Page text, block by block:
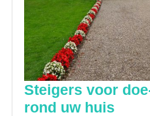
Steigers voor
rond uw huis